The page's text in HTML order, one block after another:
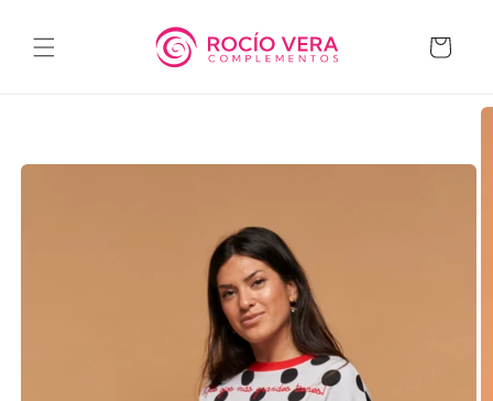
al contenido
Carrito
del producto